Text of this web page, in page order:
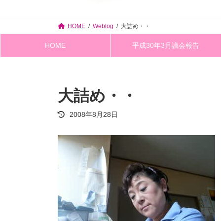
HOME Weblog 大詰め・・
HOME 平成30年3月議会報告
大詰め・・
最
新
日
2008年8月28日